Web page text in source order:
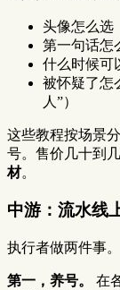
头像怎么选
第一句话怎
什么时候可
被怀疑了怎
人”）
这些教程按场景
号。售价几十到
材。
中游：流水线
执行者做两件事。
第一，养号。
在